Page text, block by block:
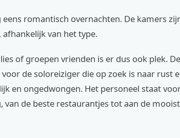
eens romantisch overnachten. De kamers
afhankelijk van het type.
of groepen vrienden is er dus ook plek.
de soloreiziger die op zoek is naar rust
en ongedwongen. Het personeel staat
van de beste restaurantjes tot aan de